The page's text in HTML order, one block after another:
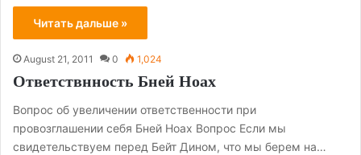
Читать дальше »
August 21, 2011 0 1,024
Ответствнность Бней Ноах
Вопрос об увеличении ответственности при
провозглашении себя Бней Ноах Вопрос Если мы
свидетельствуем перед Бейт Дином, что мы берем на…